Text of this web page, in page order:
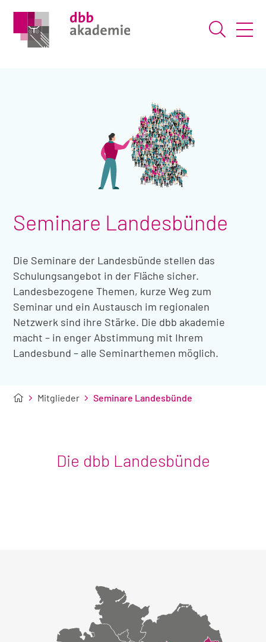
Suche
Seminare Landesbünde
Die Seminare der Landesbünde stellen das
Schulungsangebot in der Fläche sicher.
Landesbezogene Themen, kurze Weg zum
Seminar und ein Austausch im regionalen
Netzwerk sind ihre Stärke. Die dbb akademie
macht – in enger Abstimmung mit Ihrem
Landesbund – alle Seminarthemen möglich.
Mitglieder Seminare Landesbünde
Die dbb Landesbünde